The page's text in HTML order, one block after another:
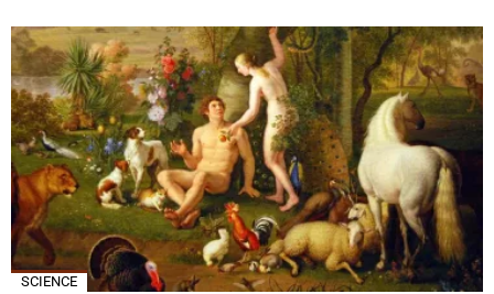
SCIENCE